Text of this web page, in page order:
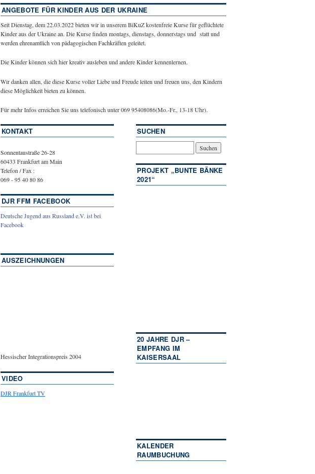
ANGEBOTE FÜR KINDER AUS DER UKRAINE
Seit Dienstag, dem 22.03.2022 bieten wir in unserem BiKuZ kostenfreie Kurse für geflüchtete
Kinder aus der Ukraine an. Die Kurse finden montags, dienstags, donnerstags und statt und
werden ehrenamtlich von pädagogischen Fachkräften geleitet.
Die Kinder können sich hier kreativ ausleben und andere Kinder kennenlernen.
Wir danken allen, die diese Kurse voller Liebe und Freude leiten und freuen uns, den Kindern
diese Möglichkeit bieten zu können.
Für mehr Infos erreichen Sie uns telefonisch unter 069 95408086(Mo.-Fr., 13-18 Uhr).
KONTAKT
Sonnentaustraße 26-28
60433 Frankfurt am Main
Telefon / Fax :
069 - 95 40 80 86
DJR FFM FACEBOOK
Deutsche Jugend aus Russland e.V. ist bei
Facebook
AUSZEICHNUNGEN
Hessischer Integrationspreis 2004
VIDEO
DJR Frankfurt TV
SUCHEN
PROJEKT „BUNTE BÄNKE
2021“
20 JAHRE DJR –
EMPFANG IM
KAISERSAAL
KALENDER
RAUMBUCHUNG